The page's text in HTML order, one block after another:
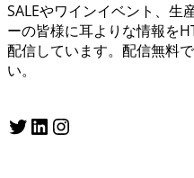
SALEやワインイベント、生
ーの皆様に耳よりな情報を
配信しています。配信無料
い。
Twitter LinkedIn Instagram